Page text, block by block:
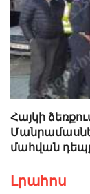
Հայկի
մահվան
Լրահոս